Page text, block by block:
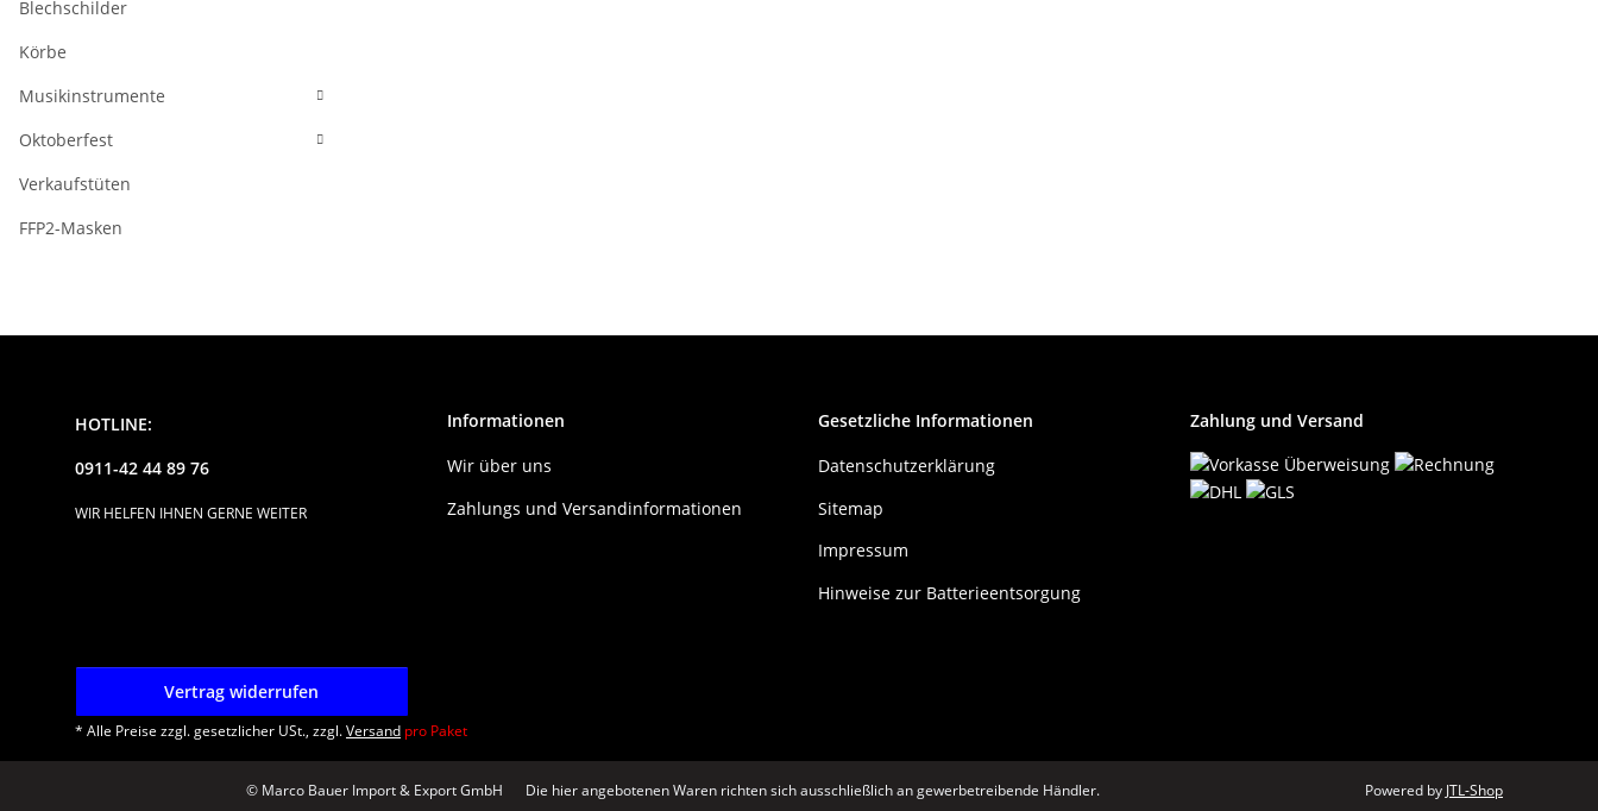
Blechschilder
Körbe
Musikinstrumente
Oktoberfest
Verkaufstüten
FFP2-Masken
HOTLINE:
0911-42 44 89 76
WIR HELFEN IHNEN GERNE WEITER
Informationen
Wir über uns
Zahlungs und Versandinformationen
Gesetzliche Informationen
Datenschutzerklärung
Sitemap
Impressum
Hinweise zur Batterieentsorgung
Zahlung und Versand
Vertrag widerrufen
* Alle Preise zzgl. gesetzlicher USt., zzgl.Versand pro Paket
© Marco Bauer Import & Export GmbH Die hier angebotenen Waren richten sich ausschließlich an gewerbetreibende Händler. Powered by JTL-Shop